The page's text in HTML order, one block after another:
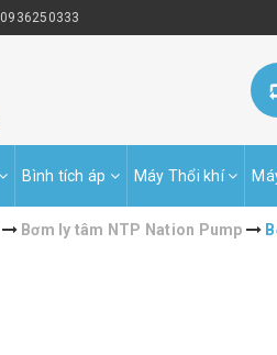
0936250333
Bình tích áp Máy Thổi khí
Bơm ly tâm NTP Nation Pump